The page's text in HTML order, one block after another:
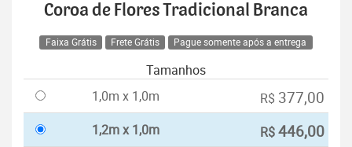
Coroa de Flores Tradicional Branca
Faixa Grátis Frete Grátis Pague somente após a entrega
Tamanhos
1,0m x 1,0m
R$ 377,00
1,2m x 1,0m R$446,00